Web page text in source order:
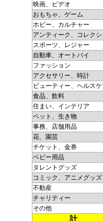
映画、ビデオ
おもちゃ、ゲーム
ホビー、カルチャー
アンティーク、コレク
スポーツ、レジャー
自動車、オートバイ
ファッション
アクセサリー、時計
ビューティー、ヘルス
食品、飲料
住まい、インテリア
ペット、生き物
事務、店舗用品
花、園芸
チケット、金券
ベビー用品
タレントグッズ
コミック、アニメグッズ
不動産
チャリティー
その他
計